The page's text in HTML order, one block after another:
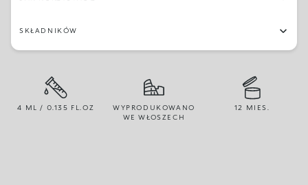
SKŁADNIKÓW
4 ML / 0.135 FL.OZ
WYPRODUKOWANO
WE WŁOSZECH
12 MIES.